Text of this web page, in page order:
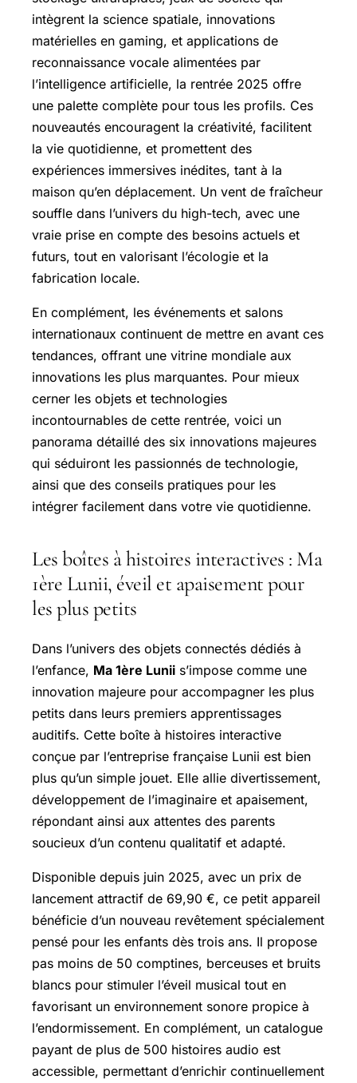
intègrent la science spatiale, innovations
matérielles en gaming, et applications de
reconnaissance vocale alimentées par
l’intelligence artificielle, la rentrée 2025 offre
une palette complète pour tous les profils. Ces
nouveautés encouragent la créativité, facilitent
la vie quotidienne, et promettent des
expériences immersives inédites, tant à la
maison qu’en déplacement. Un vent de fraîcheur
souffle dans l’univers du high-tech, avec une
vraie prise en compte des besoins actuels et
futurs, tout en valorisant l’écologie et la
fabrication locale.
En complément, les événements et salons
internationaux continuent de mettre en avant ces
tendances, offrant une vitrine mondiale aux
innovations les plus marquantes. Pour mieux
cerner les objets et technologies
incontournables de cette rentrée, voici un
panorama détaillé des six innovations majeures
qui séduiront les passionnés de technologie,
ainsi que des conseils pratiques pour les
intégrer facilement dans votre vie quotidienne.
Les boîtes à histoires interactives : Ma
1ère Lunii, éveil et apaisement pour
les plus petits
Dans l’univers des objets connectés dédiés à
l’enfance, Ma 1ère Lunii s’impose comme une
innovation majeure pour accompagner les plus
petits dans leurs premiers apprentissages
auditifs. Cette boîte à histoires interactive
conçue par l’entreprise française Lunii est bien
plus qu’un simple jouet. Elle allie divertissement,
développement de l’imaginaire et apaisement,
répondant ainsi aux attentes des parents
soucieux d’un contenu qualitatif et adapté.
Disponible depuis juin 2025, avec un prix de
lancement attractif de 69,90 €, ce petit appareil
bénéficie d’un nouveau revêtement spécialement
pensé pour les enfants dès trois ans. Il propose
pas moins de 50 comptines, berceuses et bruits
blancs pour stimuler l’éveil musical tout en
favorisant un environnement sonore propice à
l’endormissement. En complément, un catalogue
payant de plus de 500 histoires audio est
accessible, permettant d’enrichir continuellement